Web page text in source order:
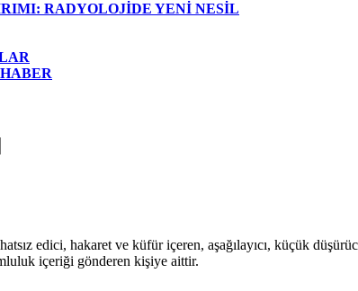
RADYOLOJİDE YENİ NESİL
edici, hakaret ve küfür içeren, aşağılayıcı, küçük
içeriği gönderen kişiye aittir.